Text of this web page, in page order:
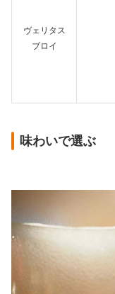
ヴェリタス
ブロイ
味わいで選ぶ